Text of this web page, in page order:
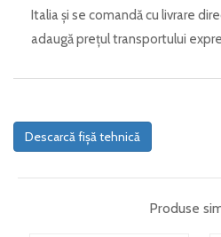
Italia și se comandă cu livrare
adaugă prețul transportului
Descarcă fișă tehnică
Produse